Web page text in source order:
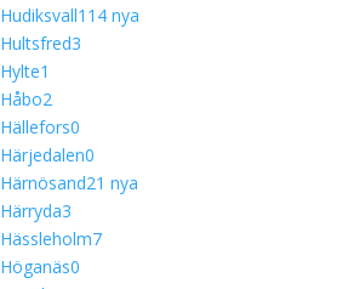
Hudiksvall11 4 nya
Hultsfred3
Hylte1
Håbo2
Hällefors0
Härjedalen0
Härnösand21 nya
Härryda3
Hässleholm7
Höganäs0